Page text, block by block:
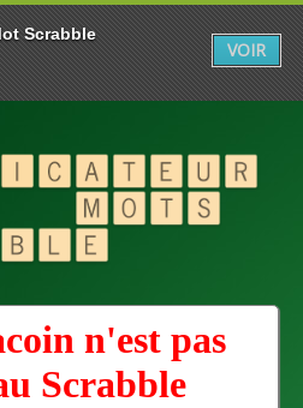
n'est pas
Scrabble
Scrabble
VOIR